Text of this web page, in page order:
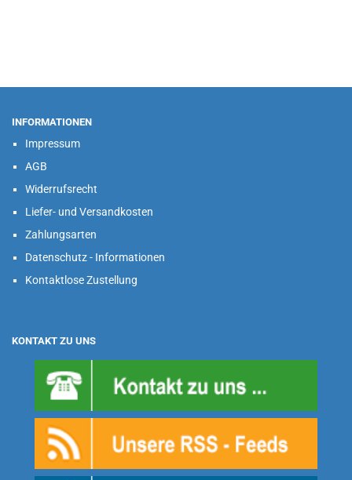
INFORMATIONEN
Impressum
AGB
Widerrufsrecht
Liefer- und Versandkosten
Zahlungsarten
Datenschutz - Informationen
Kontaktlose Zustellung
KONTAKT ZU UNS